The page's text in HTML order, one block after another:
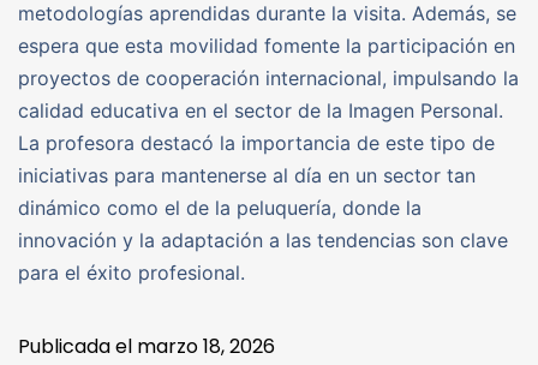
metodologías aprendidas durante la visita. Además, se
espera que esta movilidad fomente la participación en
proyectos de cooperación internacional, impulsando la
calidad educativa en el sector de la Imagen Personal.
La profesora destacó la importancia de este tipo de
iniciativas para mantenerse al día en un sector tan
dinámico como el de la peluquería, donde la
innovación y la adaptación a las tendencias son clave
para el éxito profesional.
Publicada el marzo 18, 2026